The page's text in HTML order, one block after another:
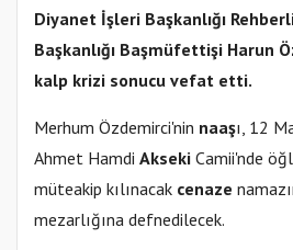
Diyanet İşleri Başkanlığı
Başkanlığı Başmüfettişi Harun
kalp krizi sonucu vefat etti.
Merhum Özdemirci'nin naaşı, 12
Ahmet Hamdi Akseki Camii'nde
müteakip kılınacak cenaze
mezarlığına defnedilecek.